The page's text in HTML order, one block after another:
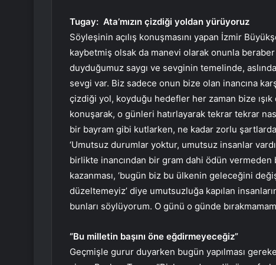
Tugay: Ata’mızın çizdiği yoldan yürüyoruz
Söyleşinin açılış konuşmasını yapan İzmir
kaybetmiş olsak da manevi olarak onunla
duyduğumuz saygı ve sevginin temelinde,
sevgi var. Biz sadece onun bize olan inancına
çizdiği yol, koyduğu hedefler her zaman bize
konuşarak, o günleri hatırlayarak tekrar tekrar
bir bayram gibi kutlarken, ne kadar zorlu şartlarda
‘Umutsuz durumlar yoktur, umutsuz insanlar
birlikte inancından bir gram dahi ödün vermeden
kazanması, ‘bugün biz bu ülkenin geleceğini
düzeltemeyiz’ diye umutsuzluğa kapılan
bunları söylüyorum. O günü o günde
“Bu milletin başını öne eğdirmeyeceğiz”
Geçmişle gurur duyarken bugün yapılması